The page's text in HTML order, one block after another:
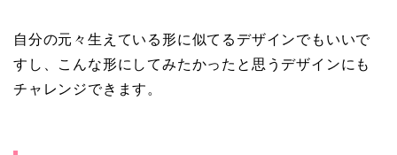
自分の元々生えている形に似てるデザインでもいいで
すし、こんな形にしてみたかったと思うデザインにも
チャレンジできます。